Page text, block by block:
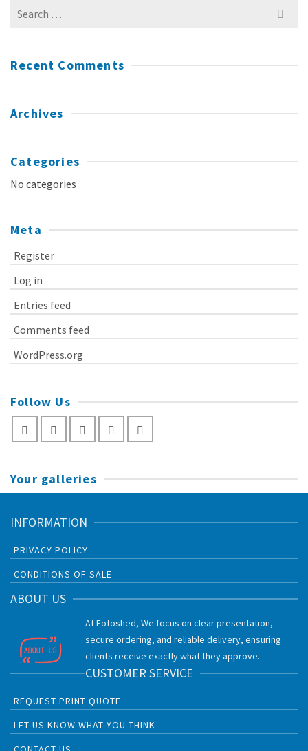
Search
Recent Comments
Archives
Categories
No categories
Meta
Register
Log in
Entries feed
Comments feed
WordPress.org
Follow Us
Your galleries
INFORMATION
PRIVACY POLICY
CONDITIONS OF SALE
ABOUT US
At Fotoshed, We focus on clear presentation,
secure ordering, and reliable delivery, ensuring
clients receive exactly what they approve.
CUSTOMER SERVICE
REQUEST PRINT QUOTE
LET US KNOW WHAT YOU THINK